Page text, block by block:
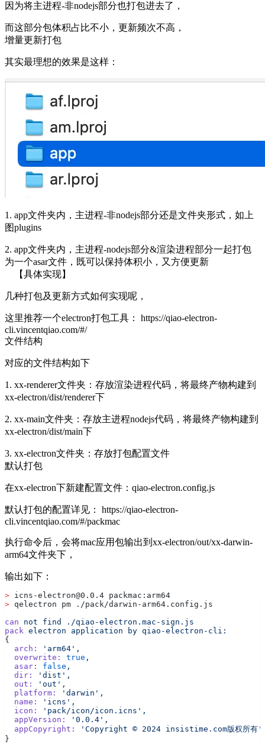
因为将主进程-非nodejs部分也打包进去了，
而这部分包体积占比不小，更新频次不高，
增量更新打包
其实最理想的效果是这样：
1. app文件夹内，主进程-非nodejs部分还是文件夹形式，如上
图plugins
2. app文件夹内，主进程-nodejs部分&渲染进程部分一起打包
为一个asar文件，既可以保持体积小，又方便更新
【具体实现】
几种打包及更新方式如何实现呢，
这里推荐一个electron打包工具： https://qiao-electron-
cli.vincentqiao.com/#/
文件结构
对应的文件结构如下
1. xx-renderer文件夹：存放渲染进程代码，将最终产物构建到
xx-electron/dist/renderer下
2. xx-main文件夹：存放主进程nodejs代码，将最终产物构建到
xx-electron/dist/main下
3. xx-electron文件夹：存放打包配置文件
默认打包
在xx-electron下新建配置文件：qiao-electron.config.js
默认打包的配置详见： https://qiao-electron-
cli.vincentqiao.com/#/packmac
执行命令后，会将mac应用包输出到xx-electron/out/xx-darwin-
arm64文件夹下，
输出如下：
> icns-electron@0.0.4 packmac:arm64
> qelectron pm ./pack/darwin-arm64.config.js
can not find
./qiao-electron.mac-sign.js
pack electron application by qiao-electron-cli:
{
  arch:
'arm64',
  overwrite:
true ,
  asar:
false ,
  dir:
'dist',
  out:
'out',
  platform:
'darwin',
  name:
'icns',
  icon:
'pack/icon/icon.icns',
  appVersion:
'0.0.4',
  appCopyright:
'Copyright © 2024 insistime.com版权所有'
}